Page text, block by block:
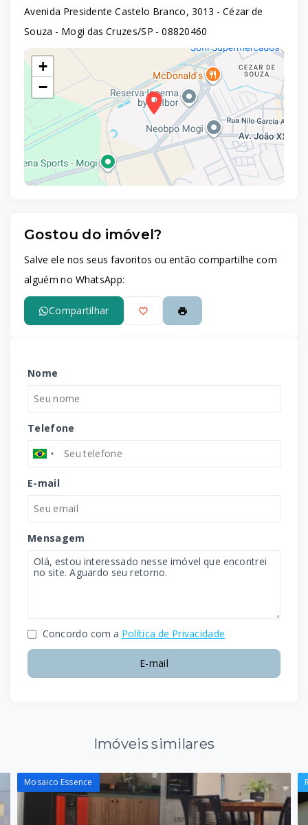
Avenida Presidente Castelo Branco, 3013 - Cézar de
Souza - Mogi das Cruzes/SP - 08820460
+
−
Gostou do imóvel?
Salve ele nos seus favoritos ou então compartilhe com
alguém no WhatsApp:
Compartilhar
Nome
Telefone
E-mail
Mensagem
Concordo com a Política de Privacidade
E-mail
Imóveis similares
Mosaico Essence